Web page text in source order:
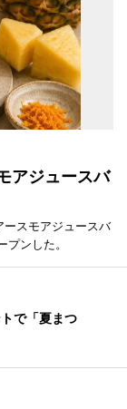
アジュースバ
ースモアジュースバ
ンした。
で「夏まつ